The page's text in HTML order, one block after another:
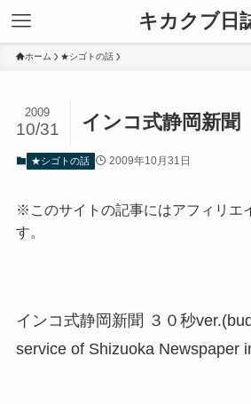
キカクブ日
ホーム ★シゴトの話
インコ式静岡新聞
2009
10/31
★シゴトの話 2009年10月31日
※このサイトの記事にはアフィリエ
す。
インコ式静岡新聞 ３０秒
service of Shizuoka Newspaper